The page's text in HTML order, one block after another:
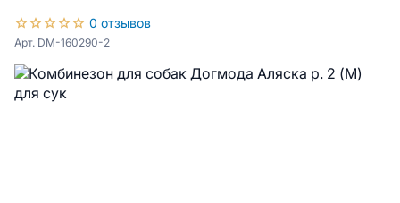
0 отзывов
Арт. DM-160290-2